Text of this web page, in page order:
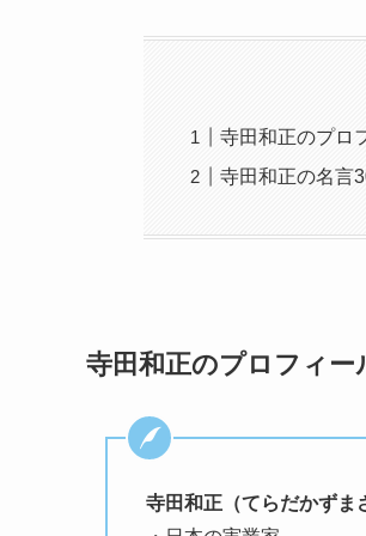
寺田和正のプロ
寺田和正の名言
寺田和正のプロフィー
寺田和正（てらだかずま